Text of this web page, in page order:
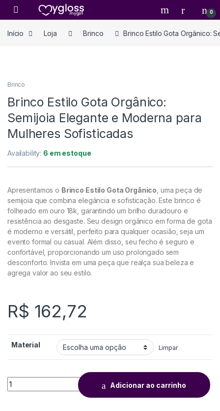
0
Início Loja Brinco Brinco Estilo Gota Orgânico:
Brinco
Brinco Estilo Gota Orgânico:
Semijoia Elegante e Moderna para
Mulheres Sofisticadas
Availability: 6 em estoque
Apresentamos o Brinco Estilo Gota Orgânico, uma peça de
semijoia que combina elegância e sofisticação. Este brinco é
folheado em ouro 18k, garantindo um brilho duradouro e
resistência ao desgaste. Seu design orgânico em forma de gota
é moderno e versátil, perfeito para qualquer ocasião, seja um
evento formal ou casual. Além disso, seu fecho é seguro e
confortável, proporcionando um uso prolongado sem
desconforto. Invista em uma peça que realça sua beleza e
agrega valor ao seu estilo.
R$ 162,72
Material Limpar
Adicionar ao carrinho